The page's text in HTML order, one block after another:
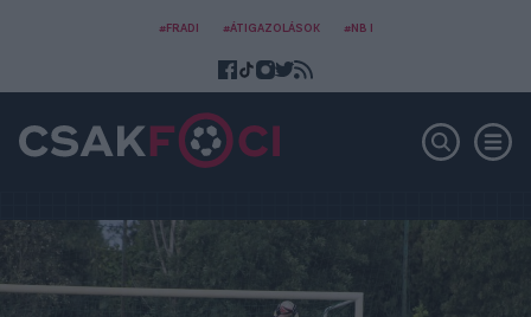
#FRADI #ÁTIGAZOLÁSOK #NB I